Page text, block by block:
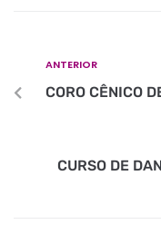
ANTERIOR
CORO CÊNICO
CURSO DE